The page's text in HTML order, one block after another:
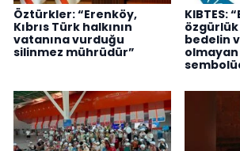
Öztürkler: “Erenköy,
Kıbrıs Türk halkının
vatanına vurduğu
silinmez mührüdür”
KIBTES:
bedelin